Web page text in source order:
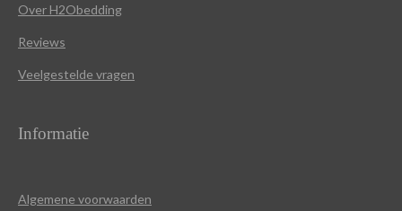
Over H2Obedding
Reviews
Veelgestelde vragen
Informatie
Algemene voorwaarden